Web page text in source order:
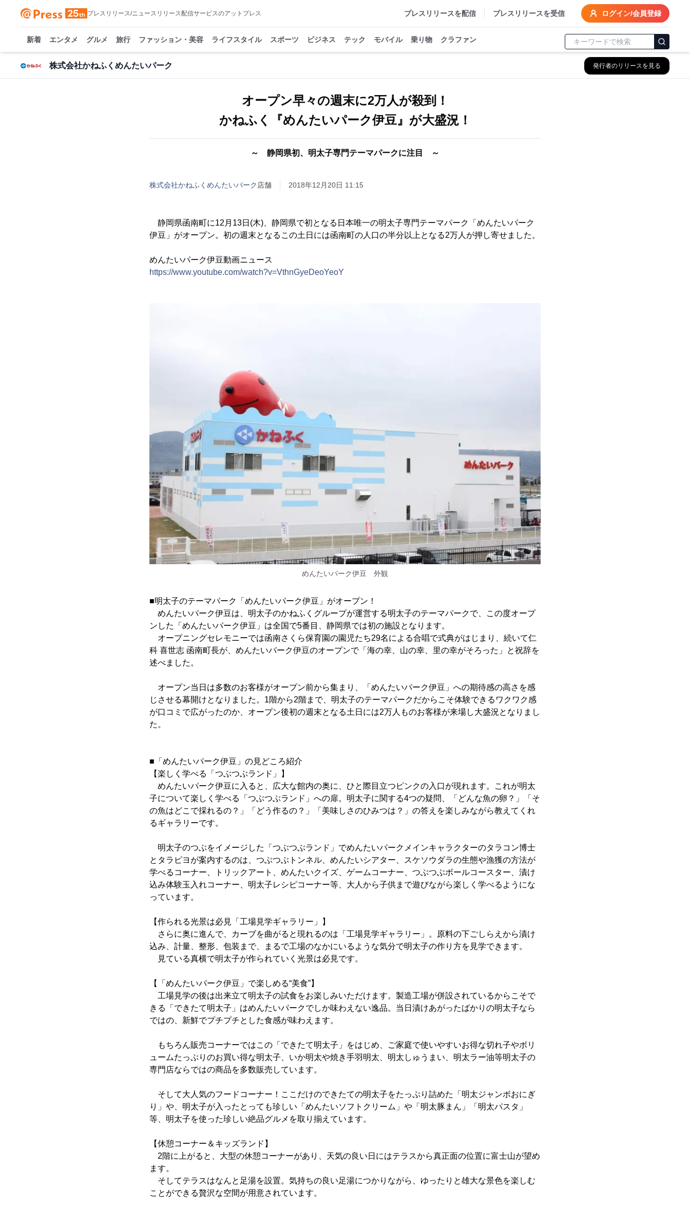
プレスリリース/ニュースリリース配信サービスのアットプレス プレスリリースを配信 プレスリリースを受信 ログイン/会員登録
新着 エンタメ グルメ 旅行 ファッション・美容 ライフスタイル スポーツ ビジネス テック モバイル 乗り物 クラファン
株式会社かねふくめんたいパーク 発行者のリリースを見る
オープン早々の週末に2万人が殺到！
かねふく『めんたいパーク伊豆』が大盛況！
～ 静岡県初、明太子専門テーマパークに注目 ～
株式会社かねふくめんたいパーク 店舗 2018年12月20日 11:15
静岡県函南町に12月13日(木)、静岡県で初となる日本唯一の明太子専門テーマパーク「めんたいパーク
伊豆」がオープン。初の週末となるこの土日には函南町の人口の半分以上となる2万人が押し寄せました。
めんたいパーク伊豆動画ニュース
https://www.youtube.com/watch?v=VthnGyeDeoYeoY
めんたいパーク伊豆 外観
■明太子のテーマパーク「めんたいパーク伊豆」がオープン！
めんたいパーク伊豆は、明太子のかねふくグループが運営する明太子のテーマパークで、この度オープ
ンした「めんたいパーク伊豆」は全国で5番目、静岡県では初の施設となります。
オープニングセレモニーでは函南さくら保育園の園児たち29名による合唱で式典がはじまり、続いて仁
科 喜世志 函南町長が、めんたいパーク伊豆のオープンで「海の幸、山の幸、里の幸がそろった」と祝辞を
述べました。
オープン当日は多数のお客様がオープン前から集まり、「めんたいパーク伊豆」への期待感の高さを感
じさせる幕開けとなりました。1階から2階まで、明太子のテーマパークだからこそ体験できるワクワク感
が口コミで広がったのか、オープン後初の週末となる土日には2万人ものお客様が来場し大盛況となりまし
た。
■「めんたいパーク伊豆」の見どころ紹介
【楽しく学べる「つぶつぶランド」】
めんたいパーク伊豆に入ると、広大な館内の奥に、ひと際目立つピンクの入口が現れます。これが明太
子について楽しく学べる「つぶつぶランド」への扉。明太子に関する4つの疑問、「どんな魚の卵？」「そ
の魚はどこで採れるの？」「どう作るの？」「美味しさのひみつは？」の答えを楽しみながら教えてくれ
るギャラリーです。
明太子のつぶをイメージした「つぶつぶランド」でめんたいパークメインキャラクターのタラコン博士
とタラピヨが案内するのは、つぶつぶトンネル、めんたいシアター、スケソウダラの生態や漁獲の方法が
学べるコーナー、トリックアート、めんたいクイズ、ゲームコーナー、つぶつぶボールコースター、漬け
込み体験玉入れコーナー、明太子レシピコーナー等、大人から子供まで遊びながら楽しく学べるようにな
っています。
【作られる光景は必見「工場見学ギャラリー」】
さらに奥に進んで、カーブを曲がると現れるのは「工場見学ギャラリー」。原料の下ごしらえから漬け
込み、計量、整形、包装まで、まるで工場のなかにいるような気分で明太子の作り方を見学できます。
見ている真横で明太子が作られていく光景は必見です。
【「めんたいパーク伊豆」で楽しめる“美食”】
工場見学の後は出来立て明太子の試食をお楽しみいただけます。製造工場が併設されているからこそで
きる「できたて明太子」はめんたいパークでしか味わえない逸品。当日漬けあがったばかりの明太子なら
ではの、新鮮でプチプチとした食感が味わえます。
もちろん販売コーナーではこの「できたて明太子」をはじめ、ご家庭で使いやすいお得な切れ子やボリ
ュームたっぷりのお買い得な明太子、いか明太や焼き手羽明太、明太しゅうまい、明太ラー油等明太子の
専門店ならではの商品を多数販売しています。
そして大人気のフードコーナー！ここだけのできたての明太子をたっぷり詰めた「明太ジャンボおにぎ
り」や、明太子が入ったとっても珍しい「めんたいソフトクリーム」や「明太豚まん」「明太パスタ」
等、明太子を使った珍しい絶品グルメを取り揃えています。
【休憩コーナー＆キッズランド】
2階に上がると、大型の休憩コーナーがあり、天気の良い日にはテラスから真正面の位置に富士山が望め
ます。
そしてテラスはなんと足湯を設置。気持ちの良い足湯につかりながら、ゆったりと雄大な景色を楽しむ
ことができる贅沢な空間が用意されています。